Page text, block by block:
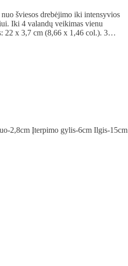
šviesos drebėjimo iki intensyvios
Iki 4 valandų veikimas vienu
22 x 3,7 cm (8,66 x 1,46 col.). 3…
2,8cm Įterpimo gylis-6cm Ilgis-15cm